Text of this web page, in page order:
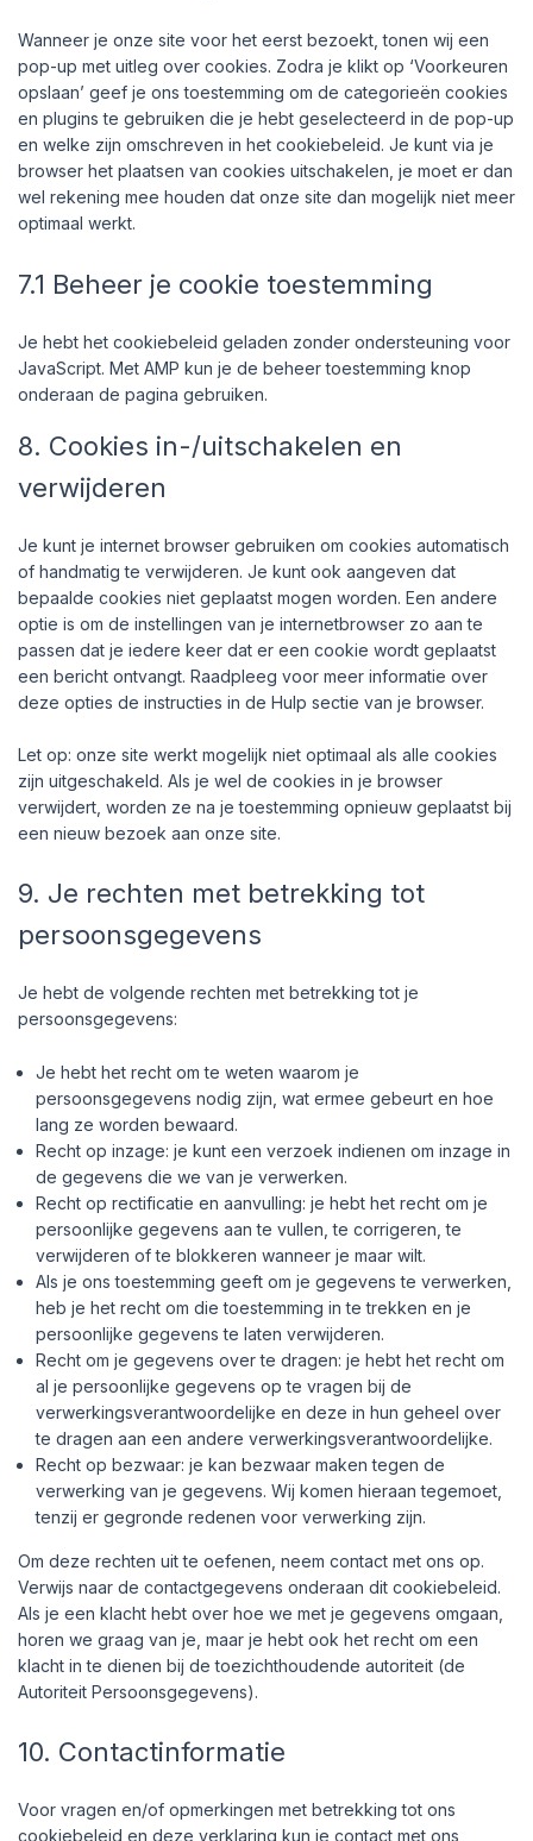
Wanneer je onze site voor het eerst bezoekt, tonen wij een
pop-up met uitleg over cookies. Zodra je klikt op ‘Voorkeuren
opslaan’ geef je ons toestemming om de categorieën cookies
en plugins te gebruiken die je hebt geselecteerd in de pop-up
en welke zijn omschreven in het cookiebeleid. Je kunt via je
browser het plaatsen van cookies uitschakelen, je moet er dan
wel rekening mee houden dat onze site dan mogelijk niet meer
optimaal werkt.
7.1 Beheer je cookie toestemming
Je hebt het cookiebeleid geladen zonder ondersteuning voor
JavaScript. Met AMP kun je de beheer toestemming knop
onderaan de pagina gebruiken.
8. Cookies in-/uitschakelen en
verwijderen
Je kunt je internet browser gebruiken om cookies automatisch
of handmatig te verwijderen. Je kunt ook aangeven dat
bepaalde cookies niet geplaatst mogen worden. Een andere
optie is om de instellingen van je internetbrowser zo aan te
passen dat je iedere keer dat er een cookie wordt geplaatst
een bericht ontvangt. Raadpleeg voor meer informatie over
deze opties de instructies in de Hulp sectie van je browser.
Let op: onze site werkt mogelijk niet optimaal als alle cookies
zijn uitgeschakeld. Als je wel de cookies in je browser
verwijdert, worden ze na je toestemming opnieuw geplaatst bij
een nieuw bezoek aan onze site.
9. Je rechten met betrekking tot
persoonsgegevens
Je hebt de volgende rechten met betrekking tot je
persoonsgegevens:
Je hebt het recht om te weten waarom je
persoonsgegevens nodig zijn, wat ermee gebeurt en hoe
lang ze worden bewaard.
Recht op inzage: je kunt een verzoek indienen om inzage in
de gegevens die we van je verwerken.
Recht op rectificatie en aanvulling: je hebt het recht om je
persoonlijke gegevens aan te vullen, te corrigeren, te
verwijderen of te blokkeren wanneer je maar wilt.
Als je ons toestemming geeft om je gegevens te verwerken,
heb je het recht om die toestemming in te trekken en je
persoonlijke gegevens te laten verwijderen.
Recht om je gegevens over te dragen: je hebt het recht om
al je persoonlijke gegevens op te vragen bij de
verwerkingsverantwoordelijke en deze in hun geheel over
te dragen aan een andere verwerkingsverantwoordelijke.
Recht op bezwaar: je kan bezwaar maken tegen de
verwerking van je gegevens. Wij komen hieraan tegemoet,
tenzij er gegronde redenen voor verwerking zijn.
Om deze rechten uit te oefenen, neem contact met ons op.
Verwijs naar de contactgegevens onderaan dit cookiebeleid.
Als je een klacht hebt over hoe we met je gegevens omgaan,
horen we graag van je, maar je hebt ook het recht om een
klacht in te dienen bij de toezichthoudende autoriteit (de
Autoriteit Persoonsgegevens).
10. Contactinformatie
Voor vragen en/of opmerkingen met betrekking tot ons
cookiebeleid en deze verklaring kun je contact met ons